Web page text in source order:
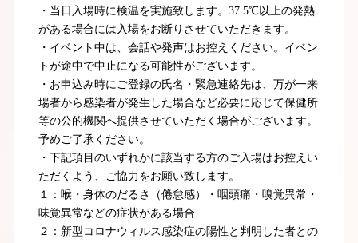
・当日入場時に検温を実施致します。37.5℃以上の発熱
がある場合には入場をお断りさせていただきます。
・イベント中は、会話や発声はお控えください。イベン
トが途中で中止になる可能性がございます。
・お申込み時にご登録の氏名・緊急連絡先は、万が一来
場者から感染者が発生した場合など必要に応じて保健所
等の公的機関へ提供させていただく場合がございます。
予めご了承ください。
・下記項目のいずれかに該当する方のご入場はお控えい
ただくよう、ご協力をお願い致します。
１：喉・身体のだるさ（倦怠感）・咽頭痛・嗅覚異常・
味覚異常などの症状がある場合
２：新型コロナウィルス感染症の陽性と判明した者との